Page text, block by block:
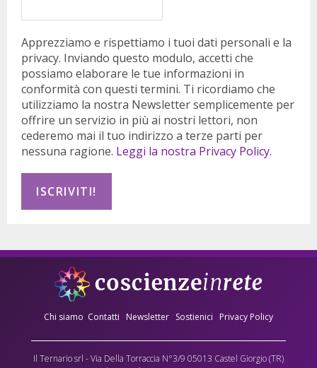
Apprezziamo e rispettiamo i tuoi dati personali e la
privacy. Inviando questo modulo, accetti che
possiamo elaborare le tue informazioni in
conformità con questi termini. Ti ricordiamo che
utilizziamo la nostra Newsletter semplicemente per
offrire un servizio in più ai nostri lettori, non
cederemo mai il tuo indirizzo a terze parti per
nessuna ragione. Leggi la nostra Privacy Policy.
Chi siamo Contatti Newsletter Sostienici Privacy Policy
Il Ternario srl - Via Della Torraccia N°3/9 05013 Castel Giorgio (TR)